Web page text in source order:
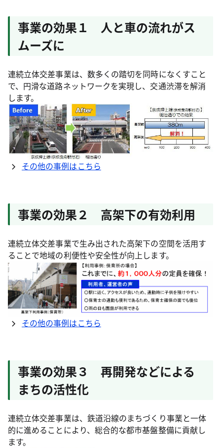
事業の効果１ 人と車の流れがス
ムーズに
連続立体交差事業は、数多くの踏切を同時になくすこと
で、円滑な道路ネットワークを実現し、交通渋滞を解消
します。
その他の事例はこちら
事業の効果２ 高架下の有効利用
連続立体交差事業で生み出された高架下の空間を活用す
ることで地域の利便性や安全性が向上します。
その他の事例はこちら
事業の効果３ 再開発などによる
まちの活性化
連続立体交差事業は、鉄道沿線のまちづくり事業と一体
的に進めることにより、総合的な都市基盤整備に貢献し
ます。